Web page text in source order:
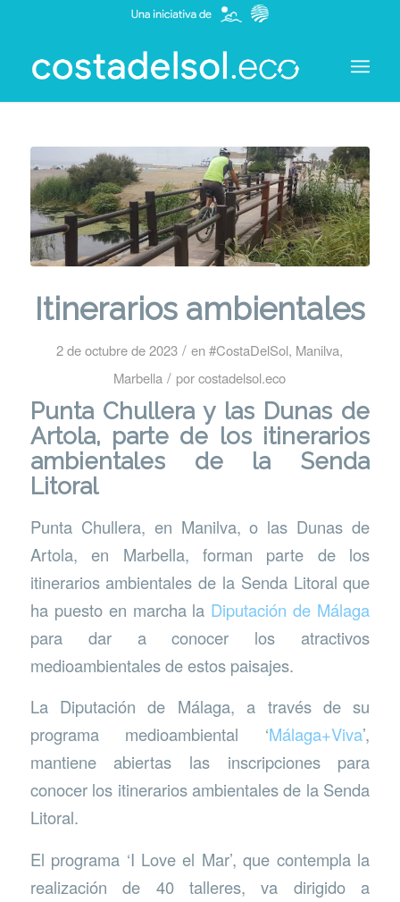
Itinerarios ambientales
2 de octubre de 2023 / en#CostaDelSol, Manilva,
Marbella / porcostadelsol.eco
Punta Chullera y las Dunas de
Artola, parte de los itinerarios
ambientales de la Senda
Litoral
Punta Chullera, en Manilva, o las Dunas de
Artola, en Marbella, forman parte de los
itinerarios ambientales de la Senda Litoral que
ha puesto en marcha la Diputación de Málaga
para dar a conocer los atractivos
medioambientales de estos paisajes.
La Diputación de Málaga, a través de su
programa medioambiental ‘Málaga+Viva’,
mantiene abiertas las inscripciones para
conocer los itinerarios ambientales de la Senda
Litoral.
El programa ‘I Love el Mar’, que contempla la
realización de 40 talleres, va dirigido a